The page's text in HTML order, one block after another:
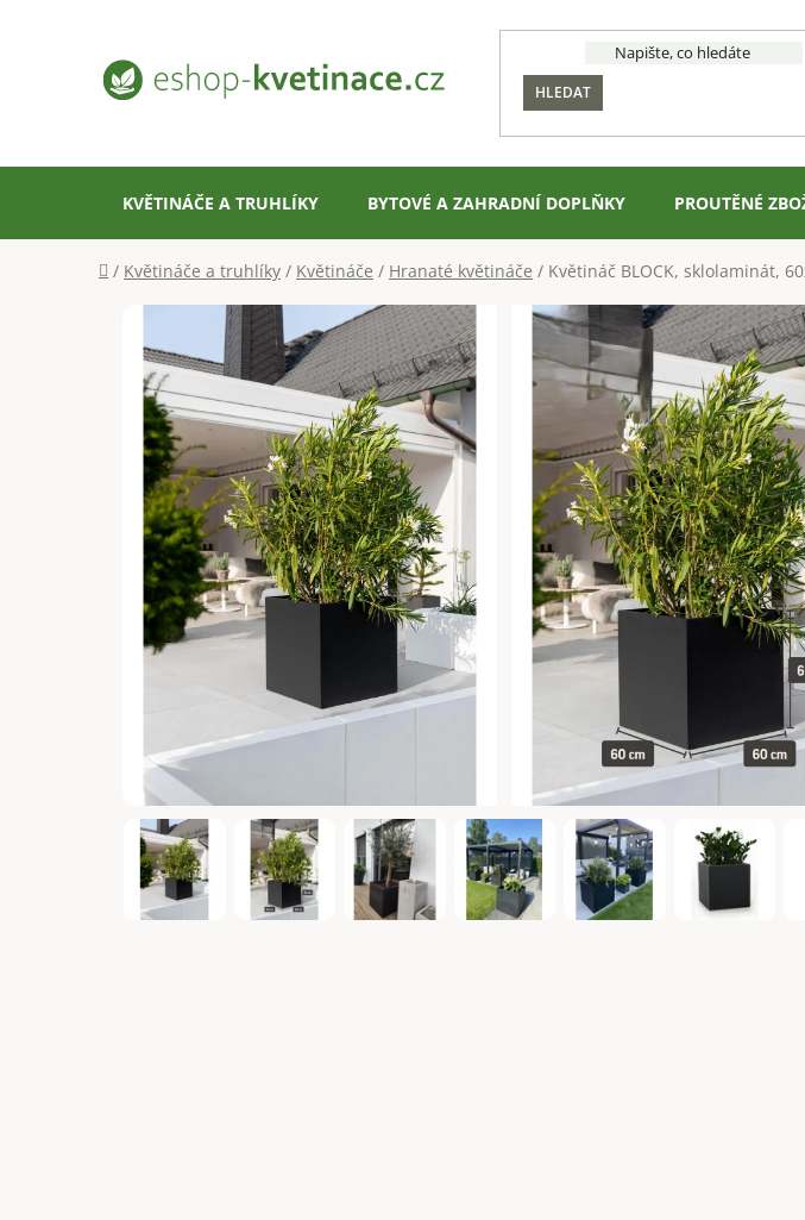
HLEDAT
KVĚTINÁČE A TRUHLÍKY BYTOVÉ A ZAHRADNÍ DOPLŇKY PROUTĚNÉ
Domů
/ Květináče a truhlíky / Květináče / Hranaté květináče / Květináč BLOCK, sklolaminát,